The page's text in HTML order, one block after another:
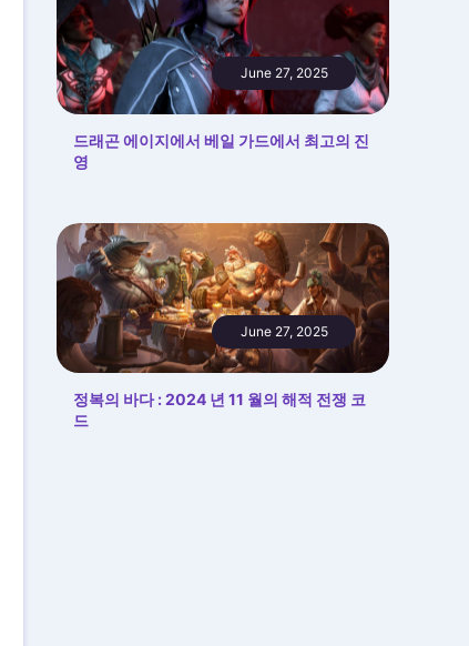
June 27, 2025
드래곤 에이지에서 베일 가드에서 최고의 진
영
June 27, 2025
정복의 바다 : 2024 년 11 월의 해적 전쟁 코
드